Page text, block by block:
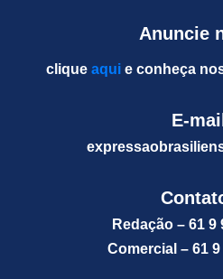
Anuncie
clique aquie conheça
E-
Redação – 61 9
Comercial – 61 9